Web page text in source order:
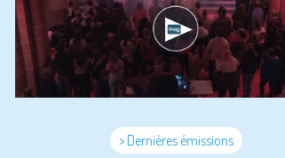
> Dernières émissions